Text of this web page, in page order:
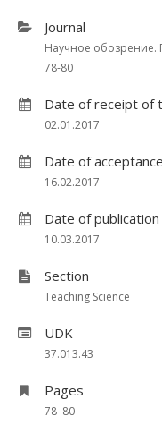
Journal
Научное обозрение.
78-80
Date of receipt of
02.01.2017
Date of
16.02.2017
Date of
10.03.2017
Section
Teaching Science
UDK
37.013.43
Pages
78–80